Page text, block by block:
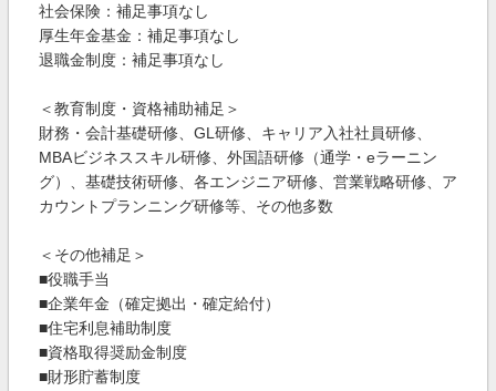
社会保険：補足事項なし
厚生年金基金：補足事項なし
退職金制度：補足事項なし
＜教育制度・資格補助補足＞
財務・会計基礎研修、GL研修、キャリア入社社員研修、
MBAビジネススキル研修、外国語研修（通学・eラーニン
グ）、基礎技術研修、各エンジニア研修、営業戦略研修、ア
カウントプランニング研修等、その他多数
＜その他補足＞
■役職手当
■企業年金（確定拠出・確定給付）
■住宅利息補助制度
■資格取得奨励金制度
■財形貯蓄制度